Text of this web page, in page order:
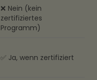
❌ Nein (kein
zertifiziertes
Programm)
✅ Ja, wenn zertifiziert